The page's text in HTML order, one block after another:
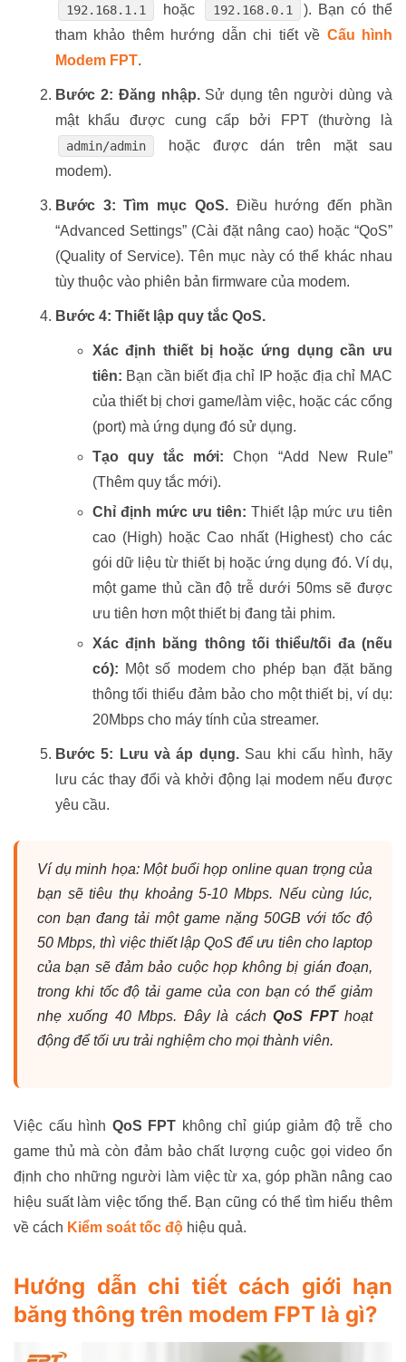
192.168.1.1 hoặc 192.168.0.1
). Bạn có thể
tham khảo thêm hướng dẫn chi tiết về Cấu hình
Modem FPT.
Bước 2: Đăng nhập.Sử dụng tên người dùng và
mật khẩu được cung cấp bởi FPT (thường là
admin/admin
hoặc được dán trên mặt sau
modem).
Bước 3: Tìm mục QoS.Điều hướng đến phần
“Advanced Settings” (Cài đặt nâng cao) hoặc “QoS”
(Quality of Service). Tên mục này có thể khác nhau
tùy thuộc vào phiên bản firmware của modem.
Bước 4: Thiết lập quy tắc QoS.
Xác định thiết bị hoặc ứng dụng cần ưu
tiên: Bạn cần biết địa chỉ IP hoặc địa chỉ MAC
của thiết bị chơi game/làm việc, hoặc các cổng
(port) mà ứng dụng đó sử dụng.
Tạo quy tắc mới: Chọn “Add New Rule”
(Thêm quy tắc mới).
Chỉ định mức ưu tiên: Thiết lập mức ưu tiên
cao (High) hoặc Cao nhất (Highest) cho các
gói dữ liệu từ thiết bị hoặc ứng dụng đó. Ví dụ,
một game thủ cần độ trễ dưới 50ms sẽ được
ưu tiên hơn một thiết bị đang tải phim.
Xác định băng thông tối thiểu/tối đa (nếu
có): Một số modem cho phép bạn đặt băng
thông tối thiểu đảm bảo cho một thiết bị, ví dụ:
20Mbps cho máy tính của streamer.
Bước 5: Lưu và áp dụng.Sau khi cấu hình, hãy
lưu các thay đổi và khởi động lại modem nếu được
yêu cầu.
Ví dụ minh họa: Một buổi họp online quan trọng của
bạn sẽ tiêu thụ khoảng 5-10 Mbps. Nếu cùng lúc,
con bạn đang tải một game nặng 50GB với tốc độ
50 Mbps, thì việc thiết lập QoS để ưu tiên cho laptop
của bạn sẽ đảm bảo cuộc họp không bị gián đoạn,
trong khi tốc độ tải game của con bạn có thể giảm
nhẹ xuống 40 Mbps. Đây là cáchQoS FPThoạt
động để tối ưu trải nghiệm cho mọi thành viên.
Việc cấu hình QoS FPT không chỉ giúp giảm độ trễ cho
game thủ mà còn đảm bảo chất lượng cuộc gọi video ổn
định cho những người làm việc từ xa, góp phần nâng cao
hiệu suất làm việc tổng thể. Bạn cũng có thể tìm hiểu thêm
về cách Kiểm soát tốc độ hiệu quả.
Hướng dẫn chi tiết cách giới hạn
băng thông trên modem FPT là gì?